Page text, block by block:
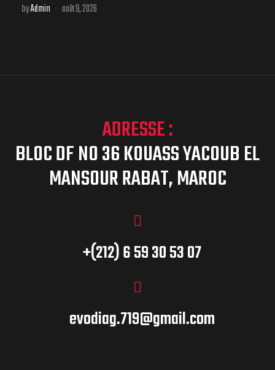
byAdmin août 9, 2026
ADRESSE :
BLOC DF NO 36 KOUASS YACOUB EL
MANSOUR RABAT, MAROC
+(212) 6 59 30 53 07
evodiag.719@gmail.com